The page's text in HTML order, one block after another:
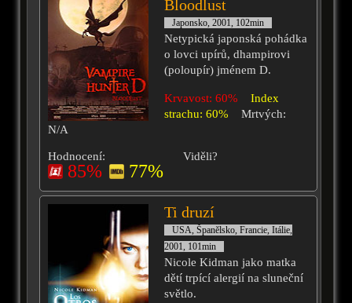
Bloodlust
Japonsko, 2001, 102min
Netypická japonská pohádka
o lovci upírů, dhampirovi
(poloupír) jménem D.
Krvavost: 60%
Index
strachu: 60%
Mrtvých:
N/A
Hodnocení:
85% 77%
Viděli?
Ti druzí
USA, Španělsko, Francie, Itálie,
2001, 101min
Nicole Kidman jako matka
dětí trpící alergií na sluneční
světlo.